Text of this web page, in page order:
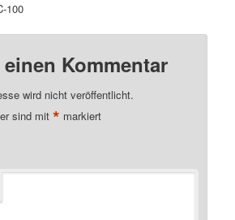
100
Kommentar
wird nicht veröffentlicht.
sind mit* markiert